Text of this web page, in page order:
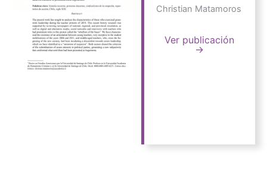
Christian Matamoros
Ver publicación
→